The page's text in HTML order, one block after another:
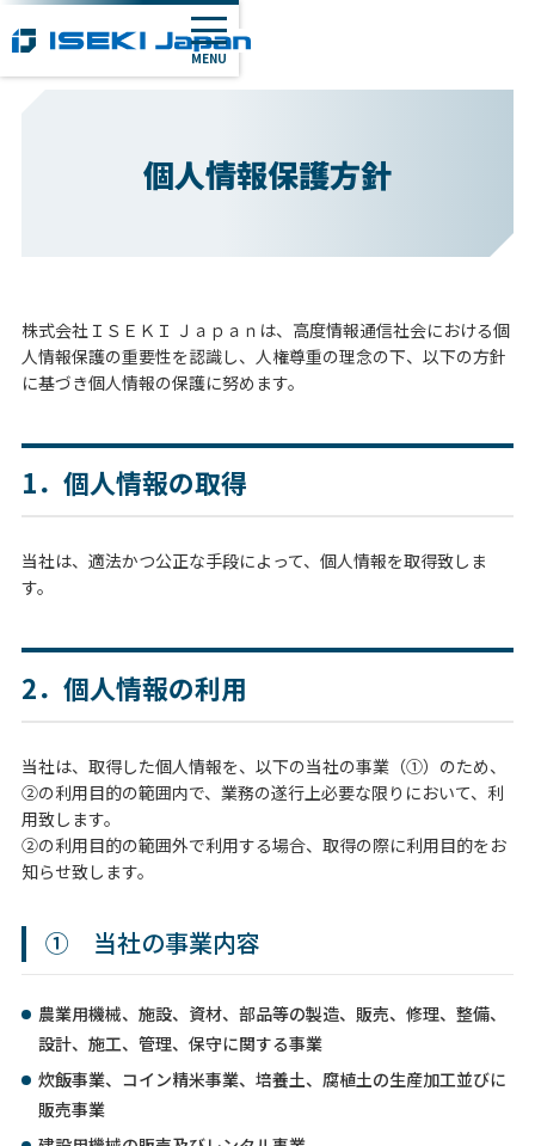
MENU
個人情報保護方針
株式会社ＩＳＥＫＩ Ｊａｐａｎは、高度情報通信社会における個
人情報保護の重要性を認識し、人権尊重の理念の下、以下の方針
に基づき個人情報の保護に努めます。
1．個人情報の取得
当社は、適法かつ公正な手段によって、個人情報を取得致しま
す。
2．個人情報の利用
当社は、取得した個人情報を、以下の当社の事業（①）のため、
②の利用目的の範囲内で、業務の遂行上必要な限りにおいて、利
用致します。
②の利用目的の範囲外で利用する場合、取得の際に利用目的をお
知らせ致します。
① 当社の事業内容
農業用機械、施設、資材、部品等の製造、販売、修理、整備、
設計、施工、管理、保守に関する事業
炊飯事業、コイン精米事業、培養土、腐植土の生産加工並びに
販売事業